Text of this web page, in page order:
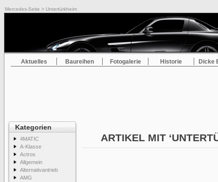
Mercedes-Seite > Untertürkheim
Aktuelles Baureihen Fotogalerie Historie Dicke
Kategorien
4MATIC
A-Klasse
Actros
Allgemein
Alternativantrieb
AMG
ARTIKEL MIT